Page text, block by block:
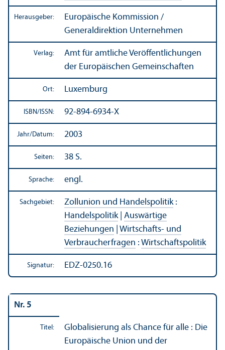
Herausgeber:
Europäische Kommission /
Generaldirektion Unter­nehmen
Verlag:
Amt für amtliche Veröffentlichungen
der Europäischen Gemeinschaften
Ort: Luxemburg
ISBN/ ISSN: 92-894-6934-X
Jahr/Datum: 2003
Seiten: 38 S.
Sprache: engl.
Sachgebiet: Zollunion und Handels­politik:
Handels­politik| Auswärtige
Beziehungen
Wirtschafts- und
Verbraucherfragen : Wirtschafts­politik
Signatur: EDZ-0250.16
Nr. 5
Titel:
Globalisierung als Chance für alle : Die
Europäische Union und der